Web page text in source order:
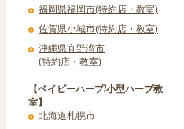
福岡県福岡市(特約店・教室)
佐賀県小城市(特約店・教室)
沖縄県宜野湾市
(特約店・教室)
【ベイビーハープ/小型ハープ教
室】
北海道札幌市